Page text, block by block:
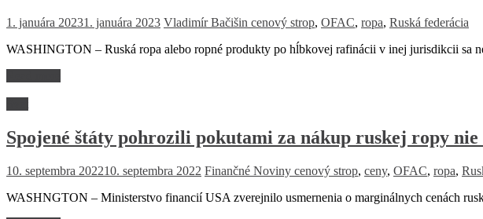
1. januára 20231. januára 2023 Vladimír Bačišin cenový strop, OFAC, ropa, Ruská federácia
WASHINGTON – Ruská ropa alebo ropné produkty po hĺbkovej rafinácii v inej jurisdikcii sa
Spojené štáty pohrozili pokutami za nákup ruskej ropy
10. septembra 202210. septembra 2022 Finančné Noviny cenový strop, ceny, OFAC, ropa,
WASHNGTON – Ministerstvo financií USA zverejnilo usmernenia o marginálnych cenách